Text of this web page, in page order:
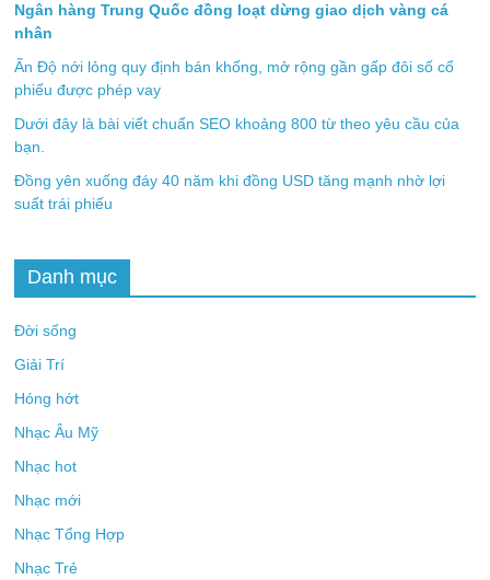
Ngân hàng Trung Quốc đồng loạt dừng giao dịch vàng cá
nhân
Ấn Độ nới lỏng quy định bán khống, mở rộng gần gấp đôi số cổ
phiếu được phép vay
Dưới đây là bài viết chuẩn SEO khoảng 800 từ theo yêu cầu của
bạn.
Đồng yên xuống đáy 40 năm khi đồng USD tăng mạnh nhờ lợi
suất trái phiếu
Danh mục
Đời sống
Giải Trí
Hóng hớt
Nhạc Âu Mỹ
Nhạc hot
Nhạc mới
Nhạc Tổng Hợp
Nhạc Trẻ